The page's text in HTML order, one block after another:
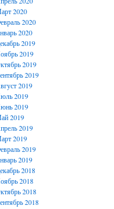
2020
2020
2020
2019
2019
2019
2019
2019
2019
2019
2019
2019
2019
2019
2019
2018
2018
2018
2018